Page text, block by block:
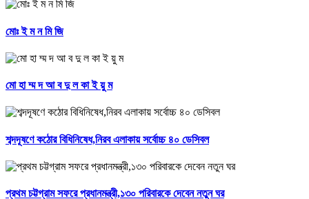
মোঃ ই ম ন মি জি
মো হা ম্ম দ আ ব দু ল কা ই য়ু ম
শব্দদূষণে কঠোর বিধিনিষেধ,নিরব এলাকায় সর্বোচ্চ ৪০ ডেসিবল
প্রথম চট্টগ্রাম সফরে প্রধানমন্ত্রী,১৩০ পরিবারকে দেবেন নতুন ঘর